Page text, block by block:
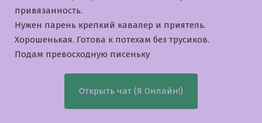
привязанность.
Нужен парень крепкий кавалер и приятель.
Хорошенькая. Готова к потехам без трусиков.
Подам превосходную писеньку
Открыть чат (Я Онлайн!)